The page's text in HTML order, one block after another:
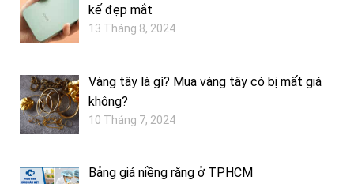
kế đẹp mắt
13 Tháng 8, 2024
Vàng tây là gì? Mua vàng tây có bị mất giá
không?
10 Tháng 7, 2024
Bảng giá niềng răng ở TPHCM